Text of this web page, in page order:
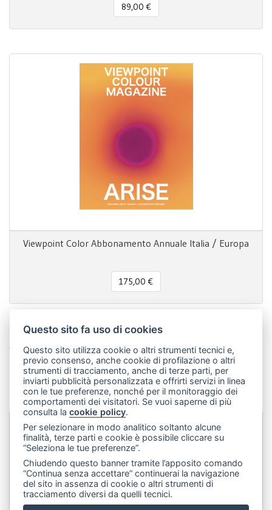
89,00 €
Viewpoint Color Abbonamento Annuale Italia / Europa
175,00 €
Condividi questa pagina!
Facebook
TwitterPinterestLinkedInWhatsApp
WeChatSnapchatTelegram
EmailMessage
Condividi
Dip&Dyesas di Crivellari Andrea Cesare Giulio & C.- sede
Via Francesco Rismondo 112, 20153 Milano (Italia)
(+39) 3356945970 - P.IVA 06614890967
Questo sito fa uso di cookies
Questo sito utilizza cookie o altri strumenti tecnici e,
previo consenso, anche cookie di profilazione o altri
strumenti di tracciamento, anche di terze parti, per
inviarti pubblicità personalizzata e offrirti servizi in linea
con le tue preferenze, nonché per il monitoraggio dei
comportamenti dei visitatori. Se vuoi saperne di più
consulta lacookie policy.
Per selezionare in modo analitico soltanto alcune
finalità, terze parti e cookie è possibile cliccare su
“Seleziona le tue preferenze”.
Chiudendo questo banner tramite l’apposito comando
“Continua senza accettare” continuerai la navigazione
del sito in assenza di cookie o altri strumenti di
tracciamento diversi da quelli tecnici.